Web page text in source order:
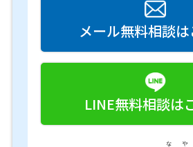
メール無料相談
LINE無料相談は